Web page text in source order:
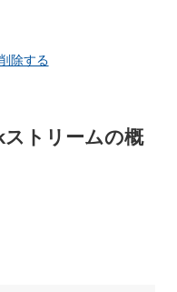
除する
トリームの概